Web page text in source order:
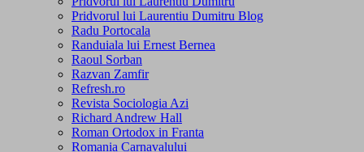
Pridvorul lui Laurentiu Dumitru Blog
Radu Portocala
Randuiala lui Ernest Bernea
Raoul Sorban
Razvan Zamfir
Refresh.ro
Revista Sociologia Azi
Richard Andrew Hall
Roman Ortodox in Franta
Romania Carnavalului